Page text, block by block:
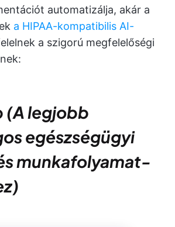
automatizálja, akár a
a HIPAA-kompatibilis AI-
a szigorú megfelelőségi
(A legjobb
egészségügyi
munkafolyamat-